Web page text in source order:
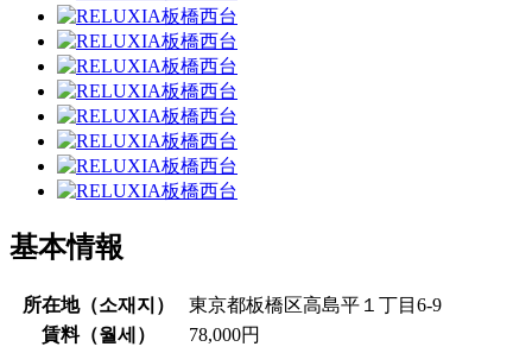
基本情報
所在地（소재지 ）
東京都板橋区高島平１丁目6-9
賃料（월세 ）
78,000円